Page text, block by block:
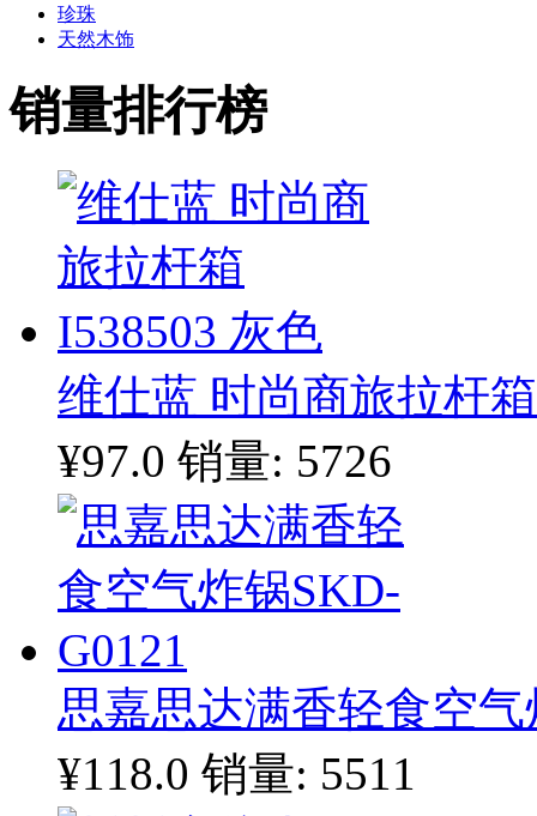
珍珠
天然木饰
销量排行榜
维仕蓝 时尚商旅拉杆
¥97.0 销量: 5726
思嘉思达满香轻食空气
¥118.0 销量: 5511